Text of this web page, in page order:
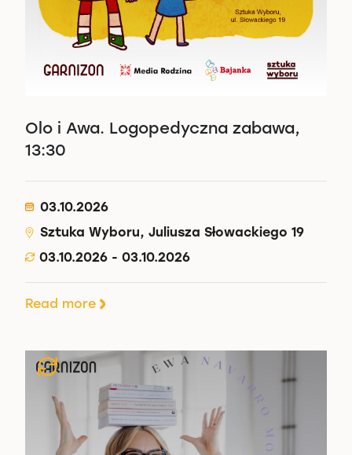
Olo i Awa. Logopedyczna zabawa,
13:30
03.10.2026
Sztuka Wyboru, Juliusza Słowackiego 19
03.10.2026 - 03.10.2026
Read more